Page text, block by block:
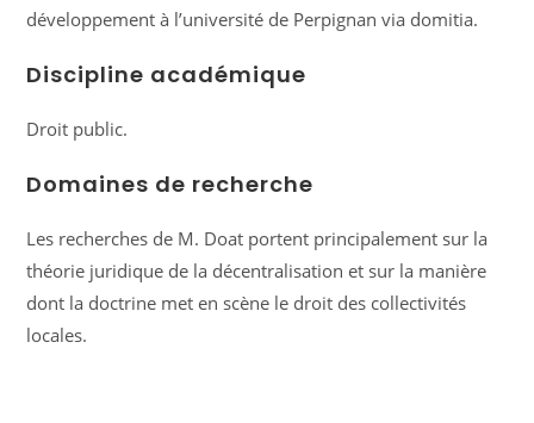
développement à l’université de Perpignan via domitia.
Discipline académique
Droit public.
Domaines de recherche
Les recherches de M. Doat portent principalement sur la
théorie juridique de la décentralisation et sur la manière
dont la doctrine met en scène le droit des collectivités
locales.